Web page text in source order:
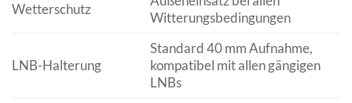
Wetterschutz
Witterungsbedingungen
LNB-Halterung
Standard 40 mm Aufnahme,
kompatibel mit allen gängigen
LNBs